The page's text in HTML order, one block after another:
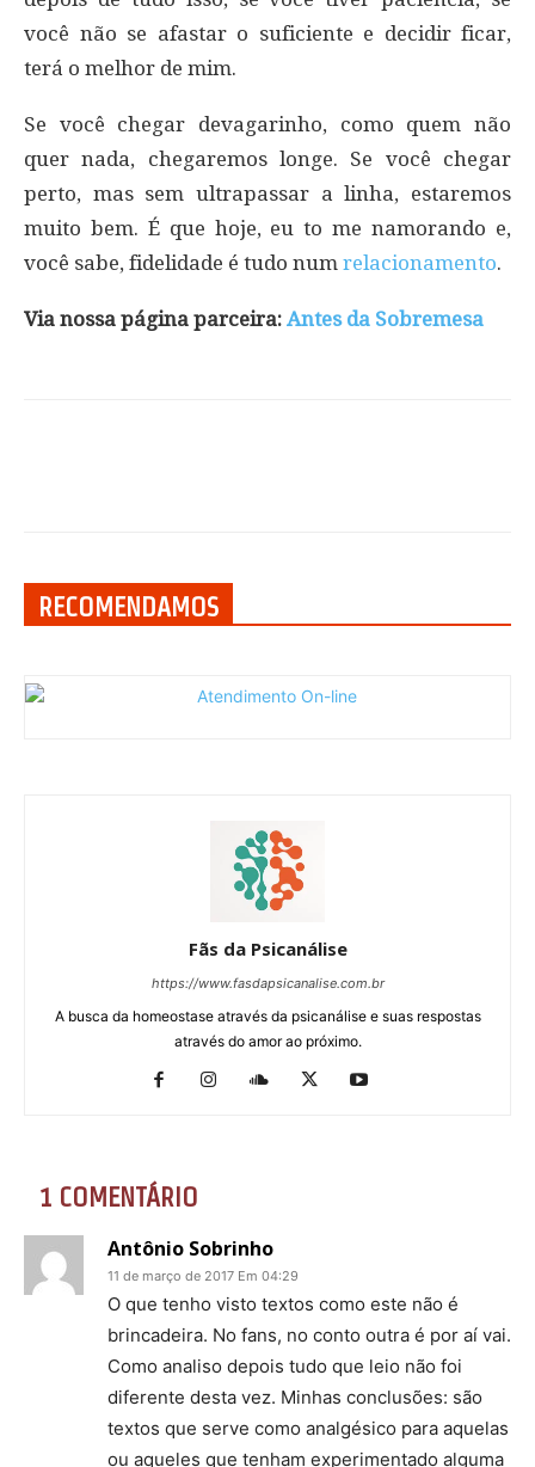
você não se afastar o suficiente e decidir ficar,
terá o melhor de mim.
Se você chegar devagarinho, como quem não
quer nada, chegaremos longe. Se você chegar
perto, mas sem ultrapassar a linha, estaremos
muito bem. É que hoje, eu to me namorando e,
você sabe, fidelidade é tudo num relacionamento.
Via nossa página parceira: Antes da Sobremesa
RECOMENDAMOS
Fãs da Psicanálise
https://www.fasdapsicanalise.com.br
A busca da homeostase através da psicanálise e suas respostas
através do amor ao próximo.
1 COMENTÁRIO
Antônio Sobrinho
11 de março de 2017 Em 04:29
O que tenho visto textos como este não é
brincadeira. No fans, no conto outra é por aí vai.
Como analiso depois tudo que leio não foi
diferente desta vez. Minhas conclusões: são
textos que serve como analgésico para aquelas
ou aqueles que tenham experimentado alguma